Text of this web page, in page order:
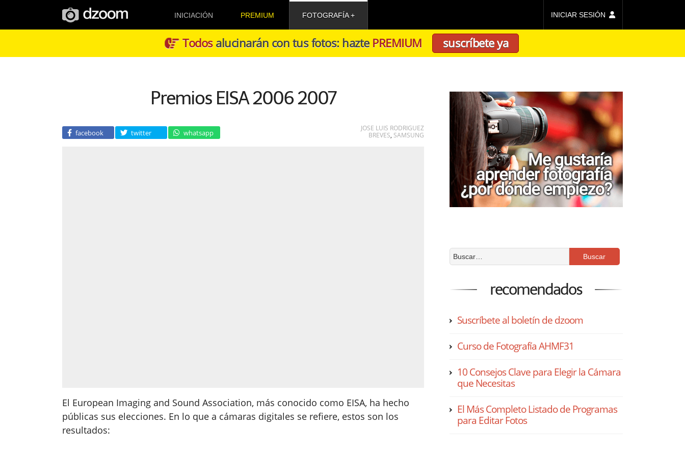
INICIACIÓN PREMIUM FOTOGRAFÍA INICIAR SESIÓN
Todosalucinarán con tus fotos: hazte PREMIUM suscríbete ya
Premios EISA 2006 2007
facebook twitter whatsapp
JOSE LUIS RODRIGUEZ
BREVES, SAMSUNG
El European Imaging and Sound Association, más conocido como EISA, ha hecho
públicas sus elecciones. En lo que a cámaras digitales se refiere, estos son los
resultados:
recomendados
Suscríbete al boletín de dzoom
Curso de Fotografía AHMF31
10 Consejos Clave para Elegir la Cámara
que Necesitas
El Más Completo Listado de Programas
para Editar Fotos